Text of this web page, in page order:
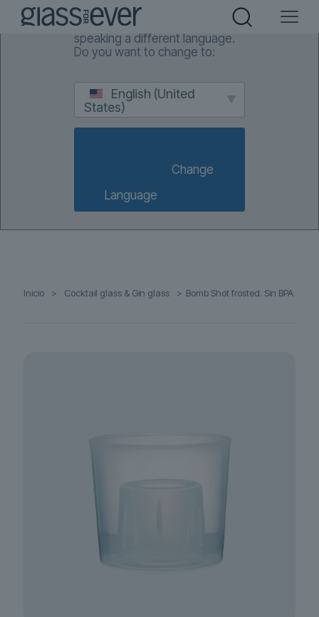
We've detected you might be
speaking a different language.
Do you want to change to:
English (United
States)
Language
Inicio > Cocktail glass & Gin glass > Bomb Shot frosted. Sin BPA